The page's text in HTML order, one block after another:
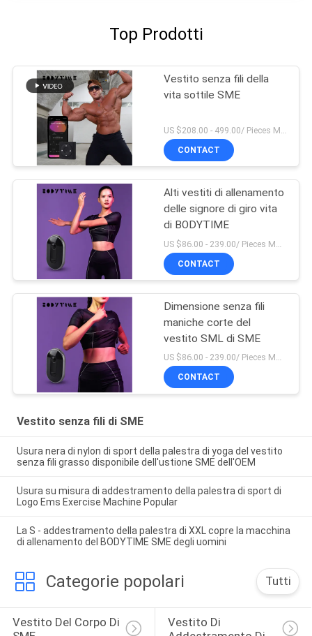
Top Prodotti
Vestito senza fili della
vita sottile SME
CONTACT
Alti vestiti di allenamento
delle signore di giro vita
di BODYTIME
CONTACT
Dimensione senza fili
maniche corte del
vestito SML di SME
US $86.00 - 239.00/ Pieces MOQ:1pieces
CONTACT
Vestito senza fili di SME
Usura nera di nylon di sport della palestra di yoga del vestito
senza fili grasso disponibile dell'ustione SME dell'OEM
Usura su misura di addestramento della palestra di sport di
Logo Ems Exercise Machine Popular
La S - addestramento della palestra di XXL copre la macchina
di allenamento del BODYTIME SME degli uomini
Categorie popolari Tutti
Vestito Del Corpo Di
Vestito Di